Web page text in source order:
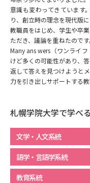
専門学校の資料請求
留学・進学関連、塾・予備
大学入学共通テスト「受験
配慮案内」の請求
幼稚園教員資格認定試験
高等学校（情報）教員資格
試験
意識も変わってきています
り、創立時の理念を現代版
教職員をはじめ、学生や卒
ただき、議論を重ねたので
Many ans wers（ワンライ
けど多くの可能性があり、
返して答えを見つけようと
力を引き出しサポートする
札幌学院大学で学べ
文学・人文系統
語学・言語学系統
教育系統